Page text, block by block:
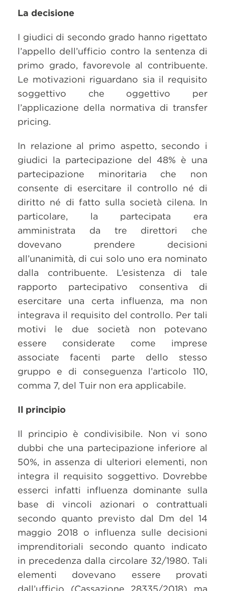
La decisione
I giudici di secondo grado hanno rigettato
l’appello dell’ufficio contro la sentenza di
primo grado, favorevole al contribuente.
Le motivazioni riguardano sia il requisito
soggettivo che oggettivo per
l’applicazione della normativa di transfer
pricing.
In relazione al primo aspetto, secondo i
giudici la partecipazione del 48% è una
partecipazione minoritaria che non
consente di esercitare il controllo né di
diritto né di fatto sulla società cilena. In
particolare, la partecipata era
amministrata da tre direttori che
dovevano prendere decisioni
all’unanimità, di cui solo uno era nominato
dalla contribuente. L’esistenza di tale
rapporto partecipativo consentiva di
esercitare una certa influenza, ma non
integrava il requisito del controllo. Per tali
motivi le due società non potevano
essere considerate come imprese
associate facenti parte dello stesso
gruppo e di conseguenza l’articolo 110,
comma 7, del Tuir non era applicabile.
Il principio
Il principio è condivisibile. Non vi sono
dubbi che una partecipazione inferiore al
50%, in assenza di ulteriori elementi, non
integra il requisito soggettivo. Dovrebbe
esserci infatti influenza dominante sulla
base di vincoli azionari o contrattuali
secondo quanto previsto dal Dm del 14
maggio 2018 o influenza sulle decisioni
imprenditoriali secondo quanto indicato
in precedenza dalla circolare 32/1980. Tali
elementi dovevano essere provati
dall’ufficio (Cassazione 28335/2018) ma